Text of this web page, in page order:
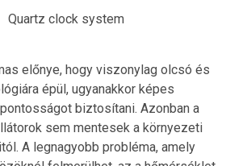
Quartz clock system
előnye, hogy viszonylag olcsó és
épül, ugyanakkor képes
biztosítani. Azonban a
sem mentesek a környezeti
A legnagyobb probléma, amely